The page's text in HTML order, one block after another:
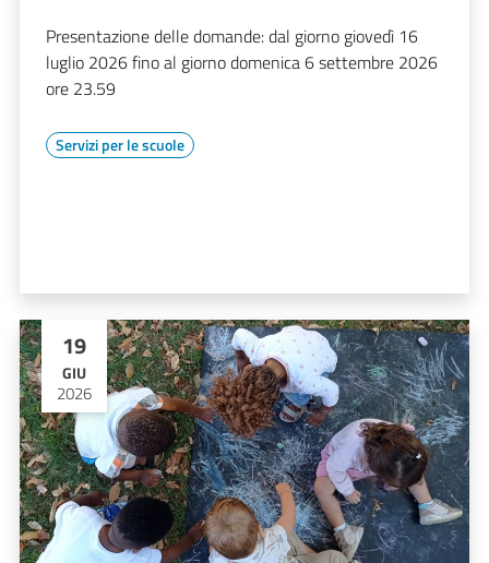
Presentazione delle domande: dal giorno giovedì 16
luglio 2026 fino al giorno domenica 6 settembre 2026
ore 23.59
Servizi per le scuole
19
GIU
2026